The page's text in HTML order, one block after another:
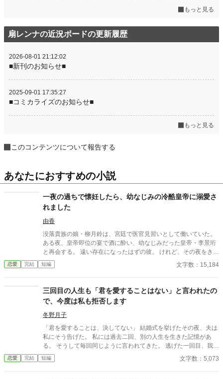
もっと見る
扇レンナの近況ボードの更新履歴
2026-08-01 21:12:02
■新刊のお知らせ■
2025-09-01 17:35:27
■コミカライズのお知らせ■
もっと見る
このコンテンツについて報告する
あなたにおすすめの小説
一夜の過ちで懐妊したら、幼なじみの冷酷皇帝に溺愛さ
れました
由香
没落貴族の娘・柳月鈴は、宮廷で医官見習いとして働いていた。
ある夜、皇帝即位の宴で酒に酔い、幼なじみだった皇帝・李景珩
と再会する。 遠い存在になったはずの彼。 けれど、その夜をきっ
かけに月鈴の運命は大きく動き出す。 冷酷と恐れられる皇帝が、
なぜか彼女だけには甘すぎて――。
恋愛 完結 短編 文字数：15,184
三回目の人生も「君を愛することはない」と言われたの
で、今度は私も拒否します
冬野月子
「君を愛することは、決してない」 結婚式を挙げたその夜、夫は
私にそう告げた。 私には過去二回、別の人生を生きた記憶があ
る。 そうして毎回同じように言われてきた。 逃げた一回目、我慢
した二回目。いずれも上手くいかなかった。 だから今回は。
恋愛 完結 短編 文字数：5,073